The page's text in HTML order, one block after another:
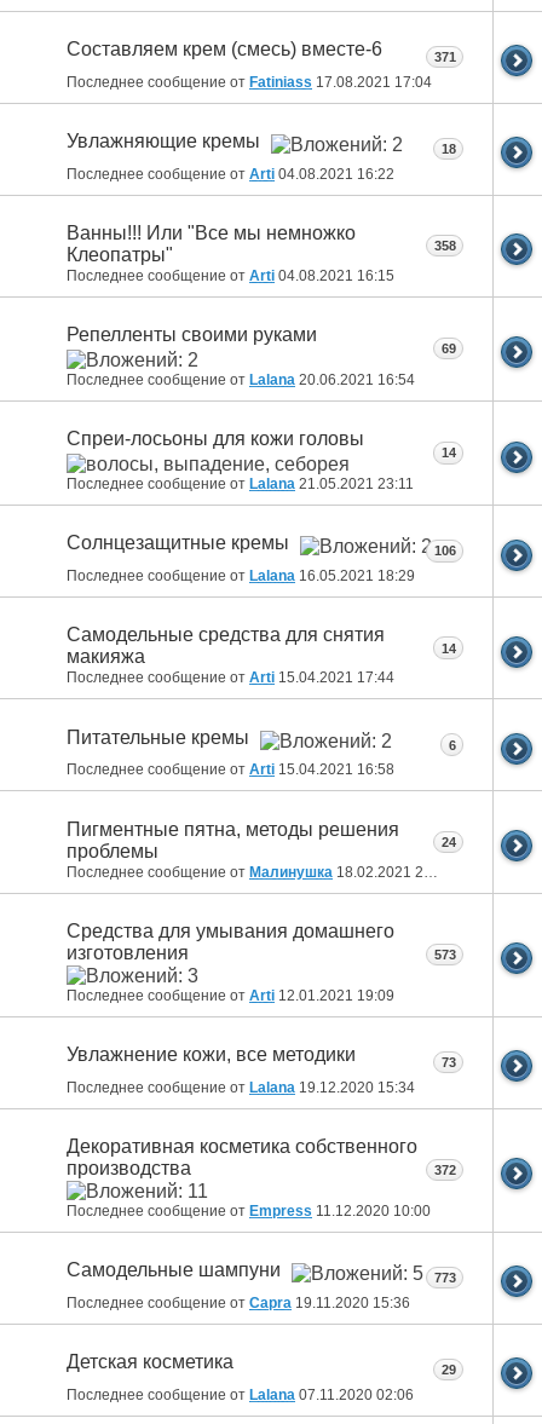
Составляем крем (смесь) вместе-6
Последнее сообщение от Fatiniass 17.08.2021 17:04
371
Увлажняющие кремы
Последнее сообщение от Arti 04.08.2021 16:22
18
Ванны!!! Или "Все мы немножко
Клеопатры"
Последнее сообщение от Arti 04.08.2021 16:15
358
Репелленты своими руками
Последнее сообщение от Lalana 20.06.2021 16:54
69
Спреи-лосьоны для кожи головы
Последнее сообщение от Lalana 21.05.2021 23:11
14
Солнцезащитные кремы
Последнее сообщение от Lalana 16.05.2021 18:29
106
Самодельные средства для снятия
макияжа
Последнее сообщение от Arti 15.04.2021 17:44
14
Питательные кремы
Последнее сообщение от Arti 15.04.2021 16:58
6
Пигментные пятна, методы решения
проблемы
Последнее сообщение от Малинушка 18.02.2021 21:00
24
Средства для умывания домашнего
изготовления
Последнее сообщение от Arti 12.01.2021 19:09
573
Увлажнение кожи, все методики
Последнее сообщение от Lalana 19.12.2020 15:34
73
Декоративная косметика собственного
производства
Последнее сообщение от Empress 11.12.2020 10:00
372
Самодельные шампуни
Последнее сообщение от Capra 19.11.2020 15:36
773
Детская косметика
Последнее сообщение от Lalana 07.11.2020 02:06
29